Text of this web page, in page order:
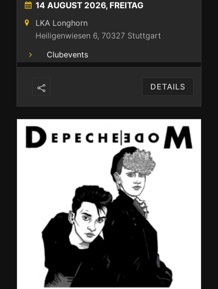
14 AUGUST 2026, FREITAG
LKA Longhorn
Heiligenwiesen 6, 70327 Stuttgart
Clubevents
DETAILS